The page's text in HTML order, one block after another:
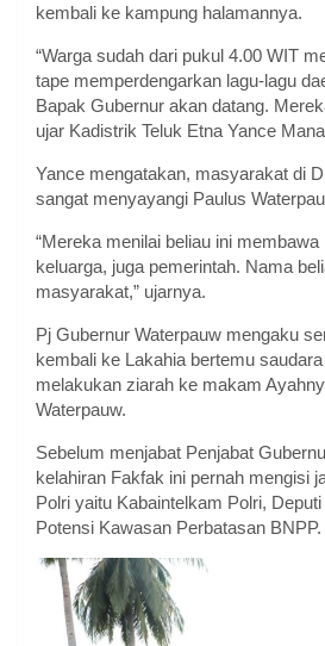
kembali ke kampung halamannya.
“Warga sudah dari pukul 4.00 WIT
tape memperdengarkan lagu-lagu
Bapak Gubernur akan datang.
ujar Kadistrik Teluk Etna Yance
Yance mengatakan, masyarakat di
sangat menyayangi Paulus
“Mereka menilai beliau ini
keluarga, juga pemerintah. Nama
masyarakat,” ujarnya.
Pj Gubernur Waterpauw mengaku
kembali ke Lakahia bertemu
melakukan ziarah ke makam
Waterpauw.
Sebelum menjabat Penjabat
kelahiran Fakfak ini pernah mengisi
Polri yaitu Kabaintelkam Polri,
Potensi Kawasan Perbatasan BNPP.